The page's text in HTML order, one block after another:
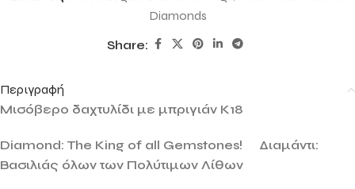
Diamonds
Share:
Περιγραφή
Mισόβερο δαχτυλίδι με μπριγιάν Κ18
Diamond: The King of all Gemstones!
Διαμάντι:
Βασιλιάς όλων των Πολύτιμων Λίθων